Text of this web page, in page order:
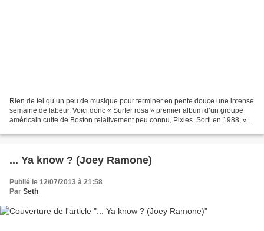
Rien de tel qu’un peu de musique pour terminer en pente douce une intense
semaine de labeur. Voici donc « Surfer rosa » premier album d’un groupe
américain culte de Boston relativement peu connu, Pixies. Sorti en 1988, «
... Ya know ? (Joey Ramone)
Publié le 12/07/2013 à 21:58
Par Seth